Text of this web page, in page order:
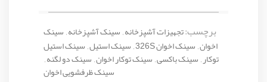
برچسب:تجهیزات آشپزخانه,سینک آشپزخانه,سینک
اخوان,سینک اخوان 326S ,سینک استیل,سینک استیل
توکار,سینک باکسی,سینک توکار اخوان,سینک دو لگنه,
سینک ظرفشویی اخوان